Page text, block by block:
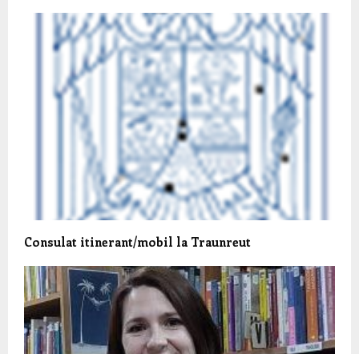
Consulat itinerant/mobil la Traunreut